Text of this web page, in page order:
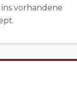
vorhandene